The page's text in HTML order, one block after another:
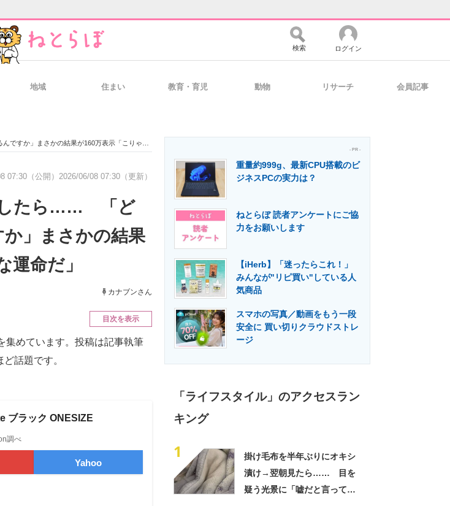
経営リーダーのコミュニティ マーケ×ITの今がよく分かる
製造業のIT導入・活用を支援
エネルギーの専門メディア 建設×テクノロジーの最前線
検索 ログイン
地域 住まい 教育・育児 動物 リサーチ 会員記事
さかの結果が160万表示「こりゃ数奇な運命だ」
07:30（公開） 2026/06/08 07:30（更新）
したら…… 「ど
」まさかの結果
運命だ」
カナブンさん
目次を表示
めています。投稿は記事執筆
話題です。
ブラック ONESIZE
調べ
Yahoo
- PR -
重量約999g、最新CPU搭載のビ
ジネスPCの実力は？
ねとらぼ 読者アンケートにご協
力をお願いします
【iHerb】「迷ったらこれ！」
みんなが"リピ買い"している人
気商品
スマホの写真／動画をもう一段
安全に 買い切りクラウドストレ
ージ
「ライフスタイル」のアクセスラン
キング
1
掛け毛布を半年ぶりにオキシ
漬け→翌朝見たら…… 目を
疑う光景に「嘘だと言ってく